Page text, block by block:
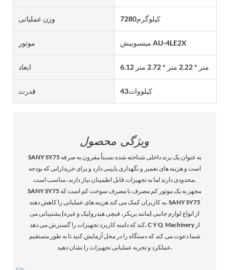
وزن عملیاتی کیلوگرم7280
موتور میتسوبیش AU-4LE2X
ابعاد 6.12 متر * 2.22 متر * 2.72 متر
قدرت کیلووات43
ویژگی محصول
SANY SY75 به عنوان یک برند داخلی شناخته شده نسبتاً مقرون به صرفه
است و هزینه های تعمیر و نگهداری پایینی دارد و برای خریدارانی که بودجه
محدودی دارند اما به تجهیزات قابل اطمینان نیاز دارند، مناسب است.
SANY SY75 مجهز به یک موتور کم مصرف با مصرف سوخت کم است که
به کاربران کمک می کند هزینه های عملیاتی را کاهش دهند. SANY SY75
از انواع لوازم جانبی (مانند بریکر، قیچی هیدرولیک و غیره) پشتیبانی می
کند که دامنه کاربرد تجهیزات را گسترش می دهد. C Y Q Machinery از
شما دعوت می کند که دستگاه را در محل آزمایش کنید تا به طور مستقیم
عملکرد و تجربه عملیاتی تجهیزات را نشان دهید.